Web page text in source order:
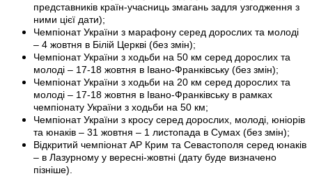
представників країн-учасниць змагань задля узгодження з
ними цієї дати);
Чемпіонат України з марафону серед дорослих та молоді
– 4 жовтня в Білій Церкві (без змін);
Чемпіонат України з ходьби на 50 км серед дорослих та
молоді – 17-18 жовтня в Івано-Франківську (без змін);
Чемпіонат України з ходьби на 20 км серед дорослих та
молоді – 17-18 жовтня в Івано-Франківську в рамках
чемпіонату України з ходьби на 50 км;
Чемпіонат України з кросу серед дорослих, молоді, юніорів
та юнаків – 31 жовтня – 1 листопада в Сумах (без змін);
Відкритий чемпіонат АР Крим та Севастополя серед юнаків
– в Лазурному у вересні-жовтні (дату буде визначено
пізніше).